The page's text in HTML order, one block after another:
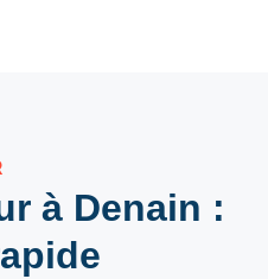
à Denain :